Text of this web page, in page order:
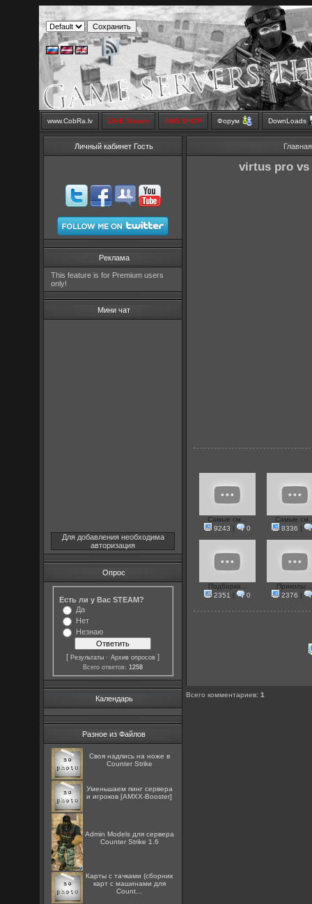
www.CobRa.lv LIVE Stream SMS SHOP Форум DownLoads
Личный кабинет Гость
Реклама
This feature is for Premium users
only!
Мини чат
Для добавления необходима
авторизация
Опрос
Есть ли у Вас STEAM?
Да
Нет
Незнаю
[Результаты ·Архив опросов ]
Всего ответов:1258
Календарь
Разное из Файлов
Cвоя надпись на ноже в
Counter Strike
Уменьшаем пинг сервера
и игроков [AMXX-Booster]
Admin Models для сервера
Counter Strike 1.6
Карты с тачками (сборник
карт с машинами для
Count...
Главная
virtus pro vs
Самые см...
9243 | 0
Самые
8336 |
Подборка...
2351 | 0
Приколы
2376 |
Всего комментариев:1